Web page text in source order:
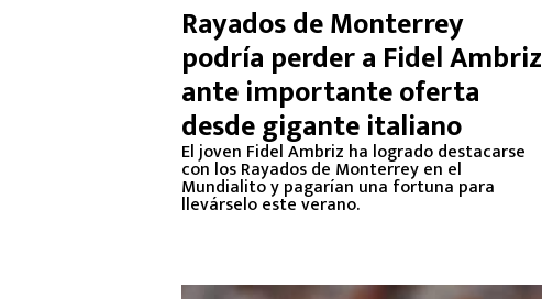
Rayados de Monterrey
podría perder a Fidel Ambriz
ante importante oferta
desde gigante italiano
El joven Fidel Ambriz ha logrado destacarse
con los Rayados de Monterrey en el
Mundialito y pagarían una fortuna para
llevárselo este verano.